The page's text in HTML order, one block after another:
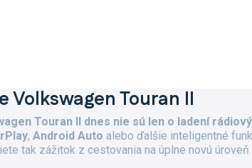
Volkswagen Touran II
Touran II dnes nie sú len o ladení
, Android Auto alebo ďalšie inteligentné
tak zážitok z cestovania na úplne novú úroveň.